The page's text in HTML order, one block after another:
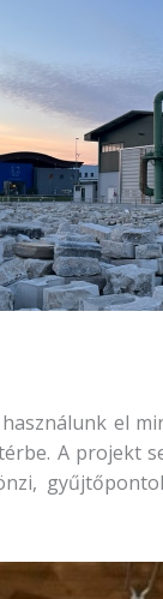
el
A projekt